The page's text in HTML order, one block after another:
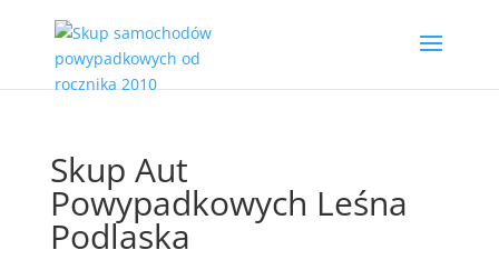
Skup Aut
Powypadkowych Leśna
Podlaska